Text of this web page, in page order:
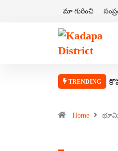
మా గురించి
TRENDING
Home